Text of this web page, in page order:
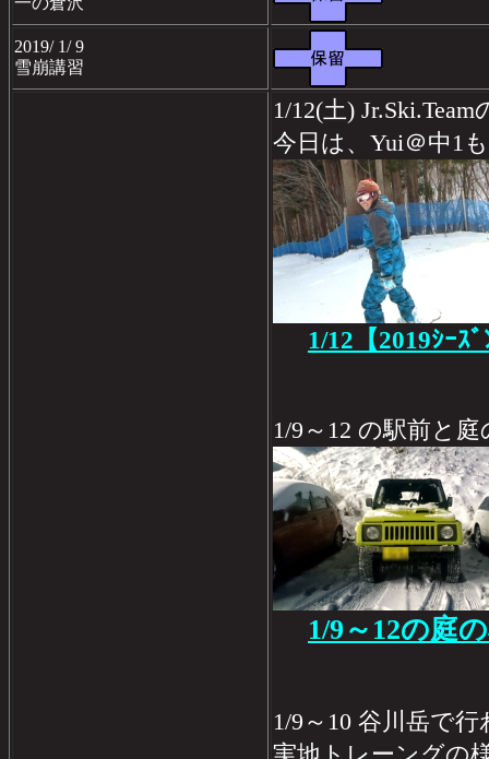
2019/ 1/ 9
雪崩講習
1/12(土)
今日は、Yui＠中1
1/12【2019ｼｰｽ
1/9～12 の駅前と
1/9～12の庭
1/9～10 谷川岳で